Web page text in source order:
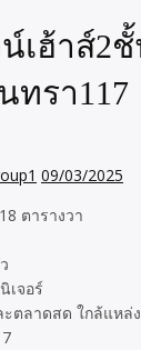
เฮ้าส์2
ทรา117
09/03/2025
ตารางวา
เจอร์
ตลาดสด ใกล้แหล่